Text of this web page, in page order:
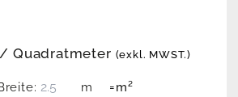
/ Quadratmeter (exkl. MWST.)
m =m²